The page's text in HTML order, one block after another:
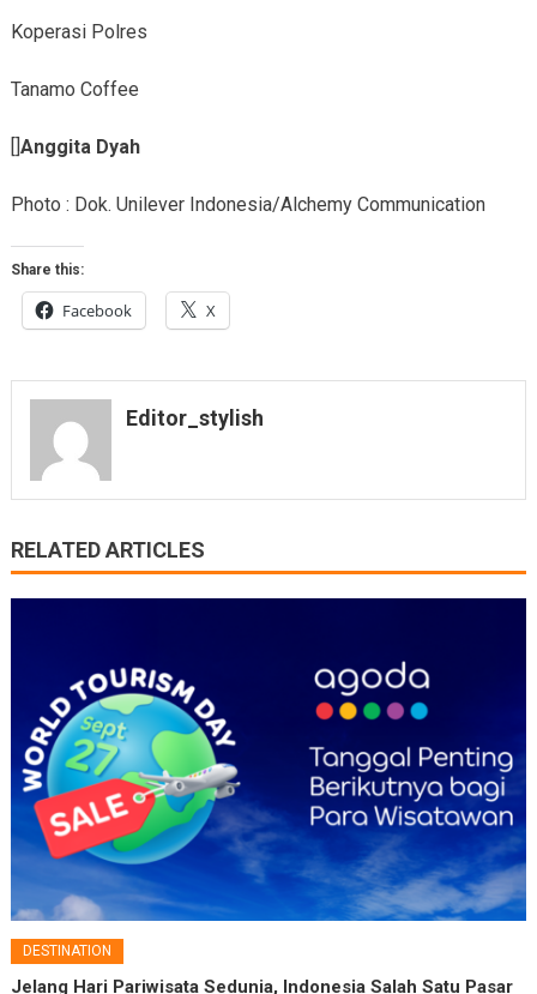
Koperasi Polres
Tanamo Coffee
Anggita Dyah
Photo : Dok. Unilever Indonesia/Alchemy Communication
Share this:
Facebook X
Editor_stylish
RELATED ARTICLES
DESTINATION
Jelang Hari Pariwisata Sedunia, Indonesia Salah Satu Pasar